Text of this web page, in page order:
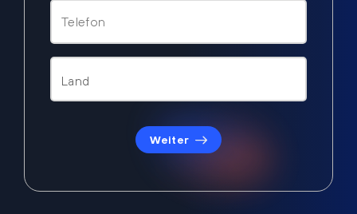
Weiter